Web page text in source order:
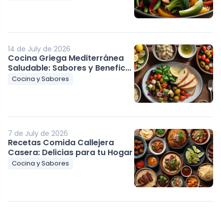
14 de July de 2026
Cocina Griega Mediterránea
Saludable: Sabores y Benefic...
Cocina y Sabores
7 de July de 2026
Recetas Comida Callejera
Casera: Delicias para tu Hogar
Cocina y Sabores